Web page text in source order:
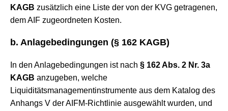
KAGB zusätzlich eine Liste der von der KVG getragenen,
dem AIF zugeordneten Kosten.
b. Anlagebedingungen (§ 162 KAGB)
In den Anlagebedingungen ist nach § 162 Abs. 2 Nr. 3a
KAGB anzugeben, welche
Liquiditätsmanagementinstrumente aus dem Katalog des
Anhangs V der AIFM-Richtlinie ausgewählt wurden, und